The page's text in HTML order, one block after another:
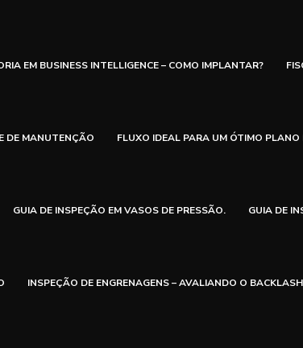
EM BUSINESS INTELLIGENCE – COMO IMPLANTAR?
DE MANUTENÇÃO FLUXO IDEAL PARA UM ÓTIMO
GUIA DE INSPEÇÃO EM VASOS DE PRESSÃO. GUIA DE
INSPEÇÃO DE ENGRENAGENS – AVALIANDO O